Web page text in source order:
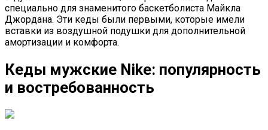
специально для знаменитого баскетболиста Майкла
Джордана. Эти кеды были первыми, которые имели
вставки из воздушной подушки для дополнительной
амортизации и комфорта.
Кеды мужские Nike: популярность
и востребованность